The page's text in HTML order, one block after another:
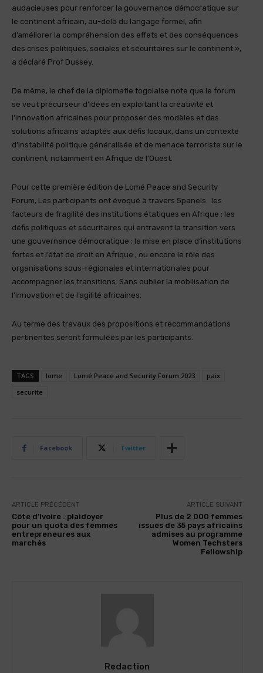
audacieuses pour renforcer la gouvernance démocratique sur
le continent africain, au-delà du langage formel, afin
d’améliorer la compréhension des effets et des conséquences
des crises politiques, sociales et sécuritaires sur le continent »,
a déclaré Prof Dussey.
De même, le chef de la diplomatie togolaise note que le forum
se veut précurseur d’idées en exploitant la créativité et
l’innovation africaines pour proposer des modèles et des
solutions africains adaptés aux défis locaux, dans un contexte
d’instabilité politique généralisée et de menace terroriste sur le
continent, notamment en Afrique de l’Ouest.
Pour cette première édition de Lomé Peace and Security
Forum, Les participants ont évoqué à travers 5panels les
facteurs de fragilité des institutions étatiques en Afrique ; les
défis politiques et sécuritaires qui entravent la transition vers
une gouvernance démocratique ; la mise en place d’institutions
fortes et l’état de droit en Afrique ; ou encore le rôle des
organisations sous-régionales et internationales pour
accompagner les transitions. Sans oublier la mobilisation de
l’innovation et de l’agilité africaines.
Au terme des travaux des propositions et recommandations
pertinentes seront formulées par les participants.
TAGS lome Lomé Peace and Security Forum 2023
paix
securite
Facebook Twitter
ARTICLE PRÉCÉDENT
Côte d’Ivoire : plaidoyer
pour un quota des femmes
entrepreneures aux
marchés
ARTICLE SUIVANT
Plus de 2 000 femmes
issues de 35 pays africains
admises au programme
Women Techsters
Fellowship
Redaction